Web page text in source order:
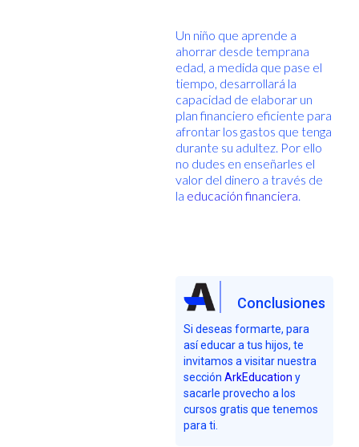
Un niño que aprende a
ahorrar desde temprana
edad, a medida que pase el
tiempo, desarrollará la
capacidad de elaborar un
plan financiero eficiente para
afrontar los gastos que tenga
durante su adultez. Por ello
no dudes en enseñarles el
valor del dinero a través de
la educación financiera.
Conclusiones
Si deseas formarte, para
así educar a tus hijos, te
invitamos a visitar nuestra
sección ArkEducation y
sacarle provecho a los
cursos gratis que tenemos
para ti.